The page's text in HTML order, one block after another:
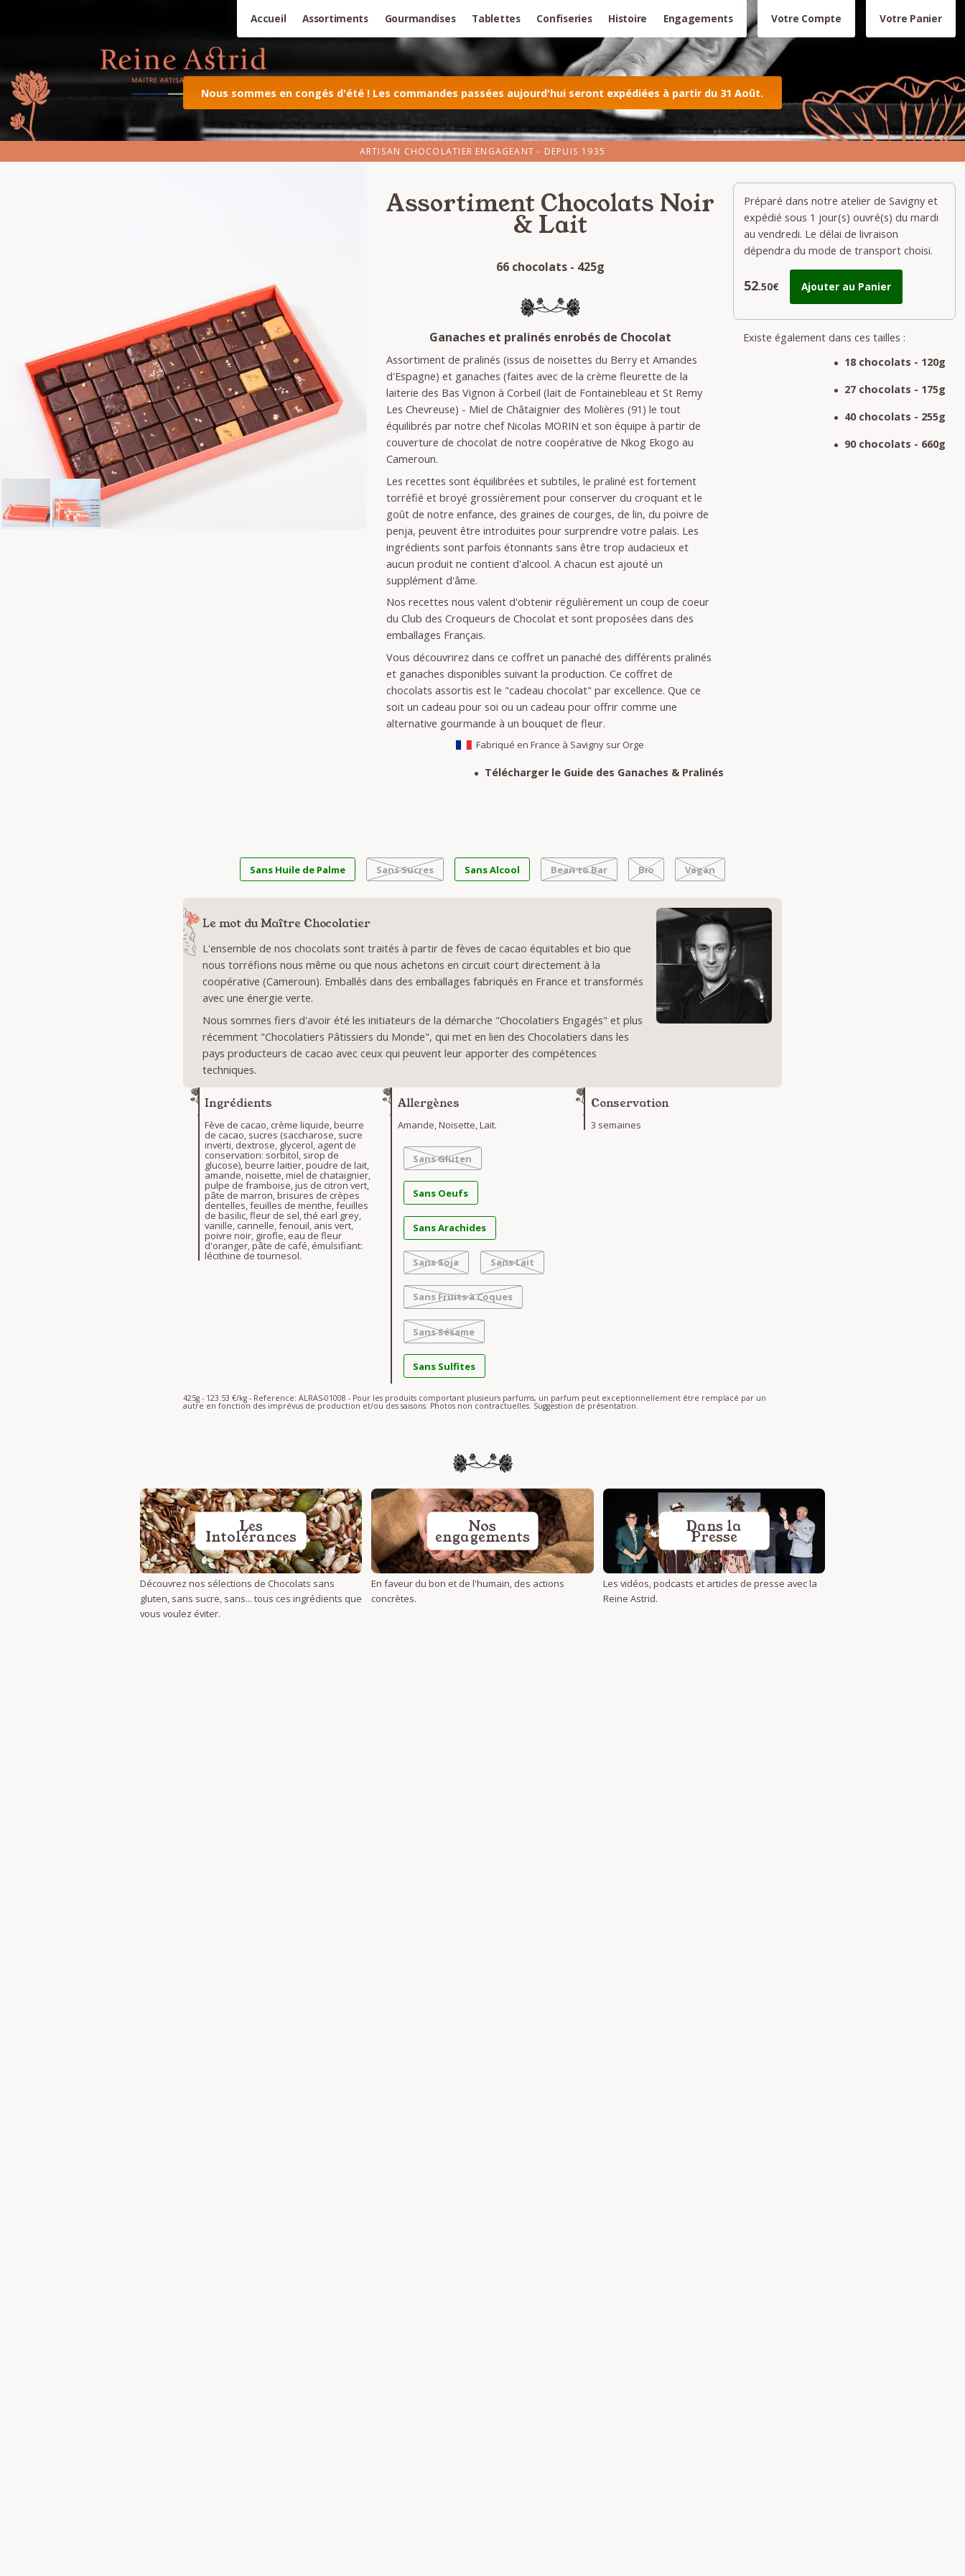
Accueil Assortiments Gourmandises Tablettes Confiseries Histoire Engagements Votre Compte Votre Panier
Nous sommes en congés d'été ! Les commandes passées aujourd'hui seront expédiées à partir du 31 Août.
ARTISAN CHOCOLATIER ENGAGEANT - DEPUIS 1935
Assortiment Chocolats Noir
& Lait
66 chocolats - 425g
Ganaches et pralinés enrobés de Chocolat
Assortiment de pralinés (issus de noisettes du Berry et Amandes
d'Espagne) et ganaches (faites avec de la crème fleurette de la
laiterie des Bas Vignon à Corbeil (lait de Fontainebleau et St Remy
Les Chevreuse) - Miel de Châtaignier des Molières (91) le tout
équilibrés par notre chef Nicolas MORIN et son équipe à partir de
couverture de chocolat de notre coopérative de Nkog Ekogo au
Cameroun.
Les recettes sont équilibrées et subtiles, le praliné est fortement
torréfié et broyé grossièrement pour conserver du croquant et le
goût de notre enfance, des graines de courges, de lin, du poivre de
penja, peuvent être introduites pour surprendre votre palais. Les
ingrédients sont parfois étonnants sans être trop audacieux et
aucun produit ne contient d'alcool. A chacun est ajouté un
supplément d'âme.
Nos recettes nous valent d'obtenir régulièrement un coup de coeur
du Club des Croqueurs de Chocolat et sont proposées dans des
emballages Français.
Vous découvrirez dans ce coffret un panaché des différents pralinés
et ganaches disponibles suivant la production. Ce coffret de
chocolats assortis est le "cadeau chocolat" par excellence. Que ce
soit un cadeau pour soi ou un cadeau pour offrir comme une
alternative gourmande à un bouquet de fleur.
Fabriqué en France à Savigny sur Orge
Télécharger le Guide des Ganaches & Pralinés
Préparé dans notre atelier de Savigny et
expédié sous 1 jour(s) ouvré(s) du mardi
au vendredi. Le délai de livraison
dépendra du mode de transport choisi.
52.50€ Ajouter au Panier
Existe également dans ces tailles :
18 chocolats - 120g
27 chocolats - 175g
40 chocolats - 255g
90 chocolats - 660g
Sans Huile de Palme Sans Sucres Sans Alcool Bean to Bar Bio Vegan
Le mot du Maître Chocolatier
L'ensemble de nos chocolats sont traités à partir de fèves de cacao équitables et bio que
nous torréfions nous même ou que nous achetons en circuit court directement à la
coopérative (Cameroun). Emballés dans des emballages fabriqués en France et transformés
avec une énergie verte.
Nous sommes fiers d'avoir été les initiateurs de la démarche "Chocolatiers Engagés" et plus
récemment "Chocolatiers Pâtissiers du Monde", qui met en lien des Chocolatiers dans les
pays producteurs de cacao avec ceux qui peuvent leur apporter des compétences
techniques.
Ingrédients
Fève de cacao, crème liquide, beurre
de cacao, sucres (saccharose, sucre
inverti, dextrose, glycerol, agent de
conservation: sorbitol, sirop de
glucose), beurre laitier, poudre de lait,
amande, noisette, miel de chataignier,
pulpe de framboise, jus de citron vert,
pâte de marron, brisures de crèpes
dentelles, feuilles de menthe, feuilles
de basilic, fleur de sel, thé earl grey,
vanille, cannelle, fenouil, anis vert,
poivre noir, girofle, eau de fleur
d'oranger, pâte de café, émulsifiant:
lécithine de tournesol.
Allergènes
Amande, Noisette, Lait.
Sans Gluten
Sans Oeufs
Sans Arachides
Sans Soja Sans Lait
Sans Fruits à Coques
Sans Sésame
Sans Sulfites
Conservation
3 semaines
425g - 123.53 €/kg - Reference: ALRAS-01008 - Pour les produits comportant plusieurs parfums, un parfum peut exceptionnellement être remplacé par un
autre en fonction des imprévus de production et/ou des saisons. Photos non contractuelles. Suggestion de présentation.
Les
Intolérances
Découvrez nos sélections de Chocolats sans
gluten, sans sucre, sans... tous ces ingrédients que
vous voulez éviter.
Nos
engagements
En faveur du bon et de l'humain, des actions
concrètes.
Dans la
Presse
Les vidéos, podcasts et articles de presse avec la
Reine Astrid.